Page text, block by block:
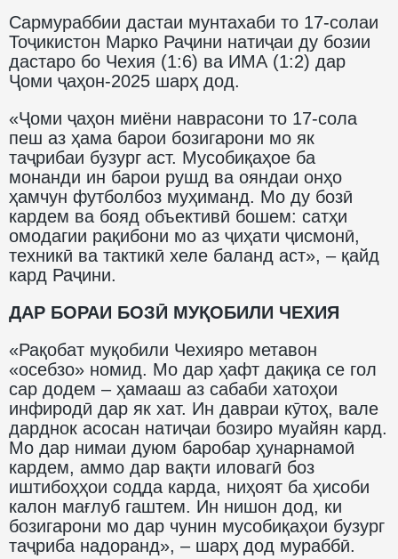
Сармураббии дастаи мунтахаби то 17-солаи
Тоҷикистон Марко Раҷини натиҷаи ду бозии
дастаро бо Чехия (1:6) ва ИМА (1:2) дар
Ҷоми ҷаҳон-2025 шарҳ дод.
«Ҷоми ҷаҳон миёни наврасони то 17-сола
пеш аз ҳама барои бозигарони мо як
таҷрибаи бузург аст. Мусобиқаҳое ба
монанди ин барои рушд ва ояндаи онҳо
ҳамчун футболбоз муҳиманд. Мо ду бозӣ
кардем ва бояд объективӣ бошем: сатҳи
омодагии рақибони мо аз ҷиҳати ҷисмонӣ,
техникӣ ва тактикӣ хеле баланд аст», – қайд
кард Раҷини.
ДАР БОРАИ БОЗӢ МУҚОБИЛИ ЧЕХИЯ
«Рақобат муқобили Чехияро метавон
«осебзо» номид. Мо дар ҳафт дақиқа се гол
сар додем – ҳамааш аз сабаби хатоҳои
инфиродӣ дар як хат. Ин давраи кӯтоҳ, вале
дарднок асосан натиҷаи бозиро муайян кард.
Мо дар нимаи дуюм баробар ҳунарнамоӣ
кардем, аммо дар вақти иловагӣ боз
иштибоҳҳои содда карда, ниҳоят ба ҳисоби
калон мағлуб гаштем. Ин нишон дод, ки
бозигарони мо дар чунин мусобиқаҳои бузург
таҷриба надоранд», – шарҳ дод мураббӣ.